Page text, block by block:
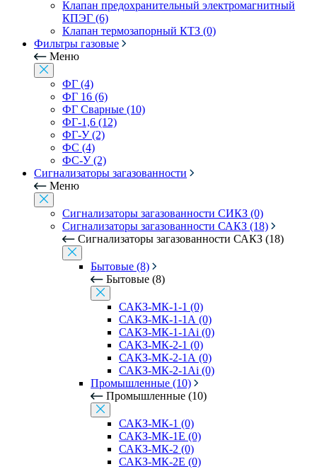
Клапан предохранительный электромагнитный
КПЭГ (6)
Клапан термозапорный КТЗ (0)
Фильтры газовые
Меню
ФГ (4)
ФГ 16 (6)
ФГ Сварные (10)
ФГ-1,6 (12)
ФГ-У (2)
ФС (4)
ФС-У (2)
Сигнализаторы загазованности
Меню
Сигнализаторы загазованности СИКЗ (0)
Сигнализаторы загазованности САКЗ (18)
Сигнализаторы загазованности САКЗ (18)
Бытовые (8)
Бытовые (8)
САКЗ-МК-1-1 (0)
САКЗ-МК-1-1А (0)
САКЗ-МК-1-1Аi (0)
САКЗ-МК-2-1 (0)
САКЗ-МК-2-1А (0)
САКЗ-МК-2-1Аi (0)
Промышленные (10)
Промышленные (10)
САКЗ-МК-1 (0)
САКЗ-МК-1Е (0)
САКЗ-МК-2 (0)
САКЗ-МК-2Е (0)